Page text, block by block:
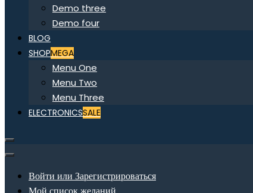
Demo three
Demo four
BLOG
SHOPMEGA
Menu One
Menu Two
Menu Three
ELECTRONICSSALE
Войти или Зарегистрироваться